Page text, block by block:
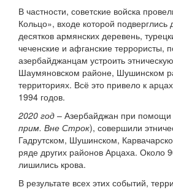
В частности, советские войска
Кольцо», входе которой подверглись
десятков армянских деревень,
чеченские и афганские террористы,
азербайджанцам устроить
Шаумяновском районе, Шушинском
территориях. Всё это привело к
1994 годов.
2020 год – Азербайджан при помощи
прим. Вне Строк), совершили
Гадрутском, Шушинском,
ряде других районов Арцаха. Около
лишились крова.
В результате всех этих событий,